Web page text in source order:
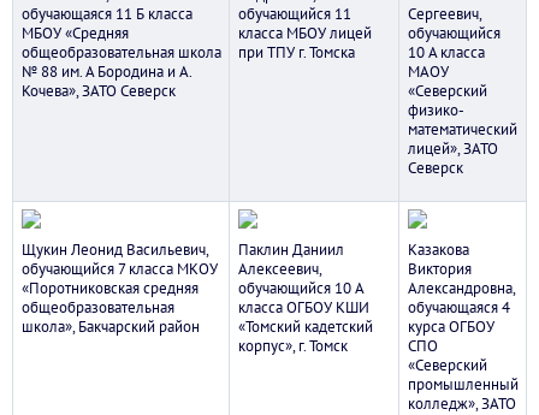
обучающаяся 11 Б класса
МБОУ «Средняя
общеобразовательная школа
№ 88 им. А Бородина и А.
Кочева», ЗАТО Северск
обучающийся 11
класса МБОУ лицей
при ТПУ г. Томска
Сергеевич,
обучающийся
10 А класса
МАОУ
«Северский
физико-
математический
лицей», ЗАТО
Северск
Щукин Леонид Васильевич,
обучающийся 7 класса МКОУ
«Поротниковская средняя
общеобразовательная
школа», Бакчарский район
Паклин Даниил
Алексеевич,
обучающийся 10 А
класса ОГБОУ КШИ
«Томский кадетский
корпус», г. Томск
Казакова
Виктория
Александровна,
обучающаяся 4
курса ОГБОУ
СПО
«Северский
промышленный
колледж», ЗАТО